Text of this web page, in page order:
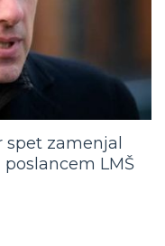
zamenjal
LMŠ